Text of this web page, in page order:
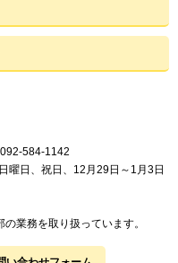
584-1142
曜日、祝日、12月29日～1月3日
業務を取り扱っています。